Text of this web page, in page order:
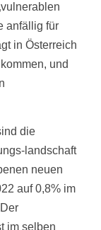
anfällig für
in Österreich
und
die
landschaft
neuen
auf 0,8% im
im selben